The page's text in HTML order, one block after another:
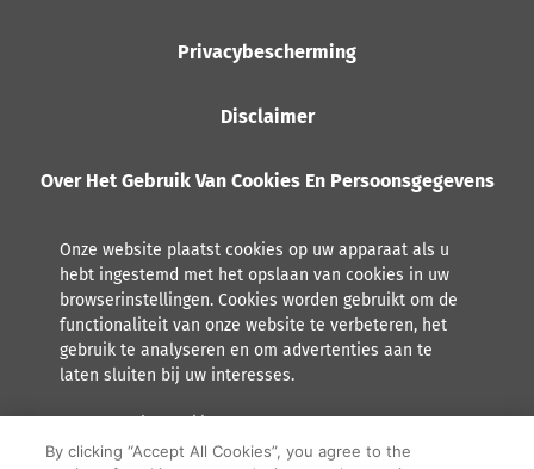
Privacybescherming
Disclaimer
Over Het Gebruik Van Cookies En Persoonsgegevens
Onze website plaatst cookies op uw apparaat als u
hebt ingestemd met het opslaan van cookies in uw
browserinstellingen. Cookies worden gebruikt om de
functionaliteit van onze website te verbeteren, het
gebruik te analyseren en om advertenties aan te
laten sluiten bij uw interesses.
Lees meer over hoe Orkla met persoonsgegevens omgaat,
inclusief het recht tot inzage.
By clicking “Accept All Cookies”, you agree to the